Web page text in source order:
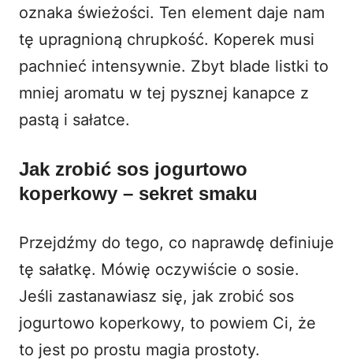
oznaka świeżości. Ten element daje nam
tę upragnioną chrupkość. Koperek musi
pachnieć intensywnie. Zbyt blade listki to
mniej aromatu w tej pysznej kanapce z
pastą i sałatce.
Jak zrobić sos jogurtowo
koperkowy – sekret smaku
Przejdźmy do tego, co naprawdę definiuje
tę sałatkę. Mówię oczywiście o sosie.
Jeśli zastanawiasz się, jak zrobić sos
jogurtowo koperkowy, to powiem Ci, że
to jest po prostu magia prostoty.